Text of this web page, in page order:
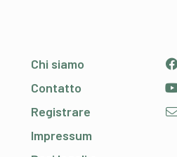
Chi siamo
Contatto
Registrare
Impressum